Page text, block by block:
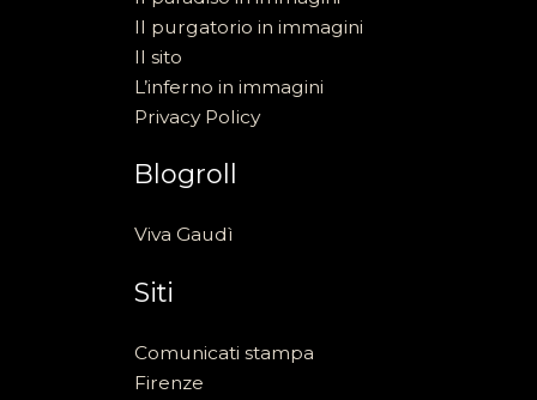
Il purgatorio in immagini
Il sito
L’inferno in immagini
Privacy Policy
Blogroll
Viva Gaudì
Siti
Comunicati stampa
Firenze